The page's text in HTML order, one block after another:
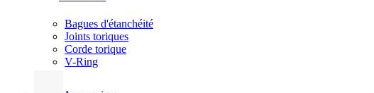
Bagues d'étanchéité
Joints toriques
Corde torique
V-Ring